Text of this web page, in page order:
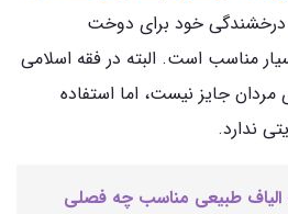
درخشندگی خود برای دوخت
مناسب است. البته در فقه اسلامی
جایز نیست، اما استفاده
ندارد.
الیاف طبیعی مناسب چه فصلی